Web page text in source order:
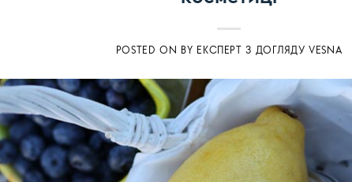
POSTED ON BY ЕКСПЕРТ З ДОГЛЯДУ VESNA